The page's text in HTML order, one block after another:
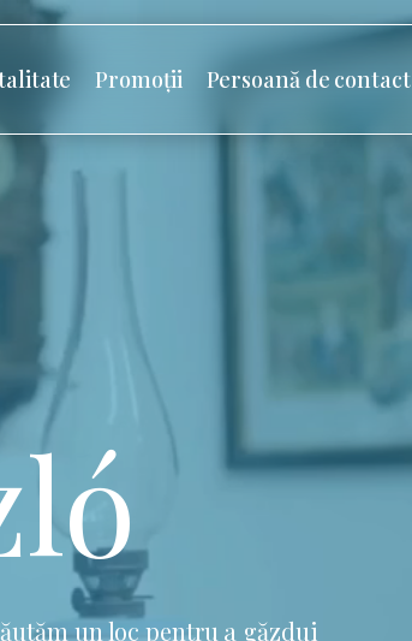
Promoții Persoană de contact
un loc pentru a găzdui